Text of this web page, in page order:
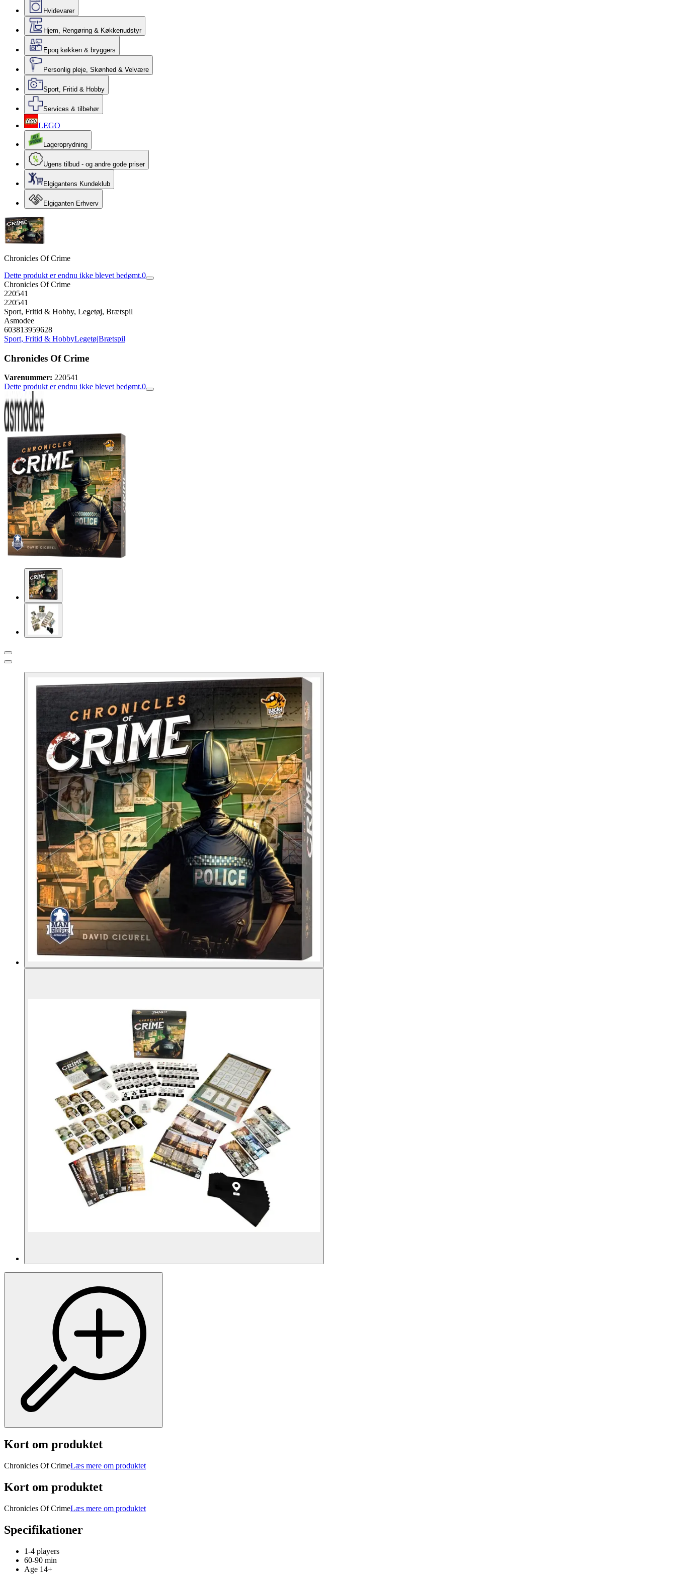
Hvidevarer
Hjem, Rengøring & Køkkenudstyr
Epoq køkken & bryggers
Personlig pleje, Skønhed & Velvære
Sport, Fritid & Hobby
Services & tilbehør
LEGO
Lageroprydning
Ugens tilbud - og andre gode priser
Elgigantens Kundeklub
Elgiganten Erhverv
Chronicles Of Crime
Dette produkt er endnu ikke blevet bedømt.0
Chronicles Of Crime
220541
220541
Sport, Fritid & Hobby, Legetøj, Brætspil
Asmodee
603813959628
Sport, Fritid & HobbyLegetøjBrætspil
Chronicles Of Crime
Varenummer: 220541
Dette produkt er endnu ikke blevet bedømt.0
Kort om produktet
Chronicles Of CrimeLæs mere om produktet
Kort om produktet
Chronicles Of CrimeLæs mere om produktet
Specifikationer
1-4 players
60-90 min
Age 14+